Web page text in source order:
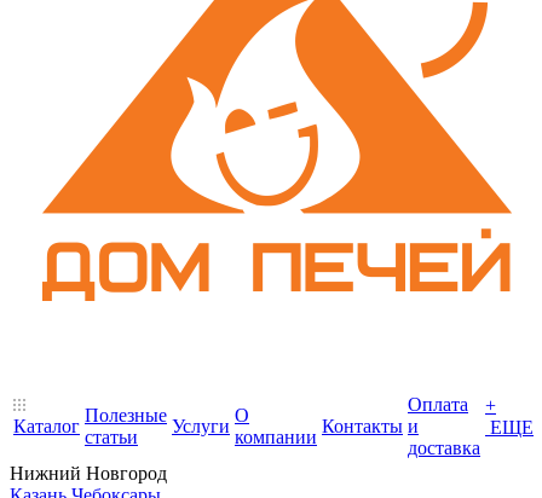
Каталог
Полезные
статьи
Услуги
О
компании
Контакты
Оплата
и
доставка
+
ЕЩЕ
Нижний Новгород